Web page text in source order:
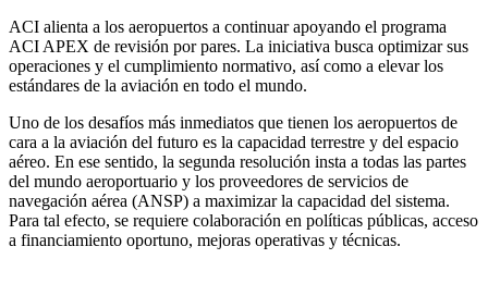
ACI alienta a los aeropuertos a continuar apoyando el programa
ACI APEX de revisión por pares. La iniciativa busca optimizar sus
operaciones y el cumplimiento normativo, así como a elevar los
estándares de la aviación en todo el mundo.
Uno de los desafíos más inmediatos que tienen los aeropuertos de
cara a la aviación del futuro es la capacidad terrestre y del espacio
aéreo. En ese sentido, la segunda resolución insta a todas las partes
del mundo aeroportuario y los proveedores de servicios de
navegación aérea (ANSP) a maximizar la capacidad del sistema.
Para tal efecto, se requiere colaboración en políticas públicas, acceso
a financiamiento oportuno, mejoras operativas y técnicas.